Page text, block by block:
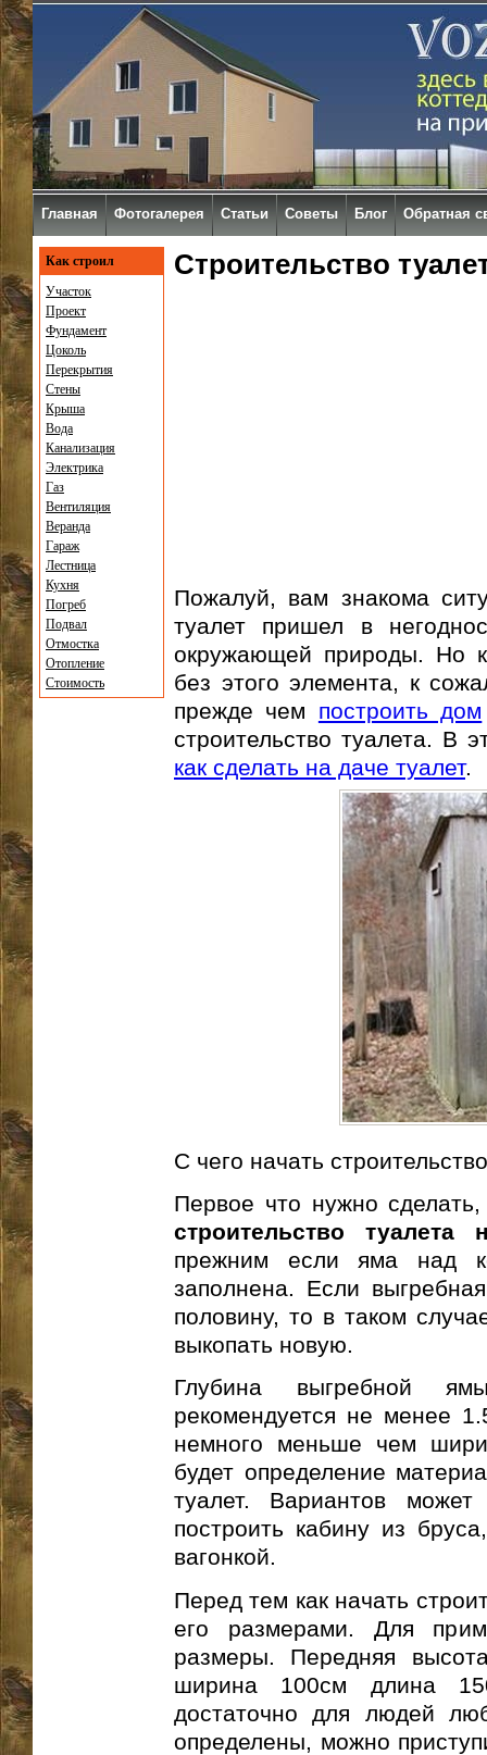
Строительство
Пожалуй, вам знакома
туалет пришел в
окружающей природы. Но
без этого элемента, к
прежде чем построить дом
строительство туалета. В
как сделать на даче туалет.
С чего начать
Первое что нужно
строительство туалета
прежним если яма над
заполнена. Если
половину, то в таком
выкопать новую.
Глубина выгребной
рекомендуется не менее
немного меньше чем
будет определение
туалет. Вариантов
построить кабину из
вагонкой.
Перед тем как начать
его размерами. Для
размеры. Передняя
ширина 100см длина
достаточно для людей
определены, можно
Как строил
Участок
Проект
Фундамент
Цоколь
Перекрытия
Стены
Крыша
Вода
Канализация
Электрика
Газ
Вентиляция
Веранда
Гараж
Лестница
Кухня
Погреб
Подвал
Отмостка
Отопление
Стоимость
Главная Фотогалерея Статьи Советы Блог Обратная